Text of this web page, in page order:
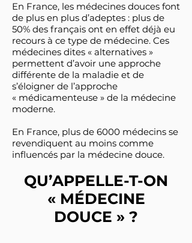
En France, les médecines douces font
de plus en plus d’adeptes : plus de
50% des français ont en effet déjà eu
recours à ce type de médecine. Ces
médecines dites « alternatives »
permettent d’avoir une approche
différente de la maladie et de
s’éloigner de l’approche
« médicamenteuse » de la médecine
moderne.
En France, plus de 6000 médecins se
revendiquent au moins comme
influencés par la médecine douce.
QU’APPELLE-T-ON
« MÉDECINE
DOUCE » ?